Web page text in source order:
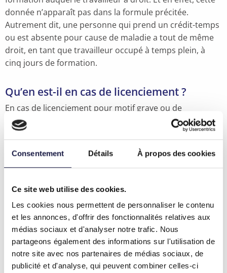
Consentement Détails À propos des cookies
Ce site web utilise des cookies.
Les cookies nous permettent de personnaliser le contenu
et les annonces, d'offrir des fonctionnalités relatives aux
médias sociaux et d'analyser notre trafic. Nous
partageons également des informations sur l'utilisation de
notre site avec nos partenaires de médias sociaux, de
publicité et d'analyse, qui peuvent combiner celles-ci
donnée n’apparaît pas dans la formule précitée.
Autrement dit, une personne qui prend un crédit-temps
ou est absente pour cause de maladie a tout de même
droit, en tant que travailleur occupé à temps plein, à
cinq jours de formation.
Qu’en est-il en cas de licenciement ?
En cas de licenciement pour motif grave ou de
démission, le crédit formation expire. En cas de
licenciement avec délai de préavis, le crédit formation
peut être pris pendant le préavis sur la base d’un accord
mutuel.
« Federal Learning Account » à partir
d’avril
Nous clôturons cet article sur une dernière nouveauté :
le « Federal Learning Account ». Il ne fait pas partie du
deal pour l’emploi, mais a été repris dans un projet de
loi. Cet outil permet d’enregistrer le droit individuel à la
formation. Étant donné la complexité de la Belgique au